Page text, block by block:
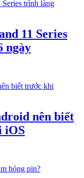
11 Series
ngày
nên biết
iOS